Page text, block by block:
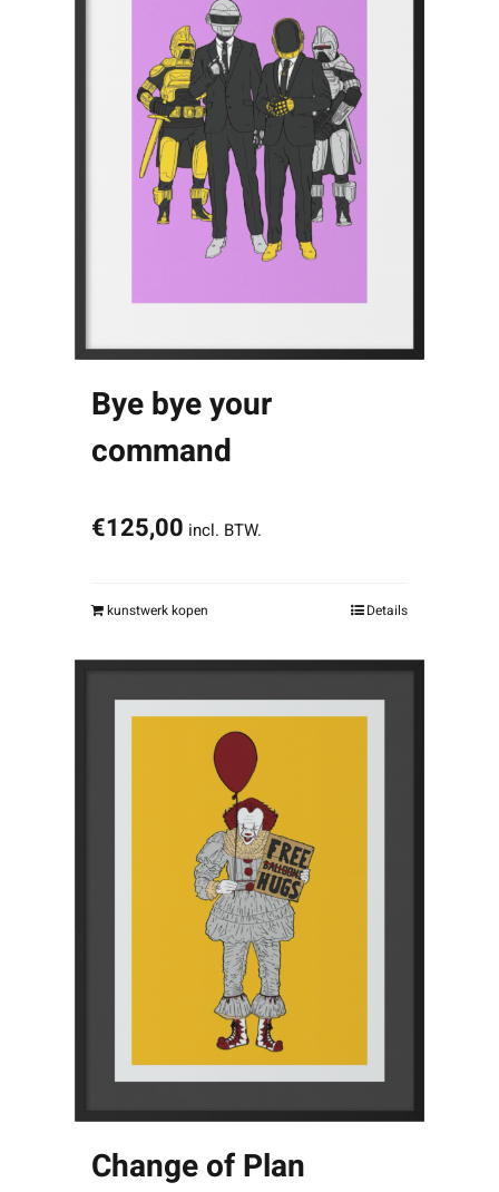
Bye bye your
command
€125,00 incl. BTW.
kunstwerk kopen Details
Change of Plan